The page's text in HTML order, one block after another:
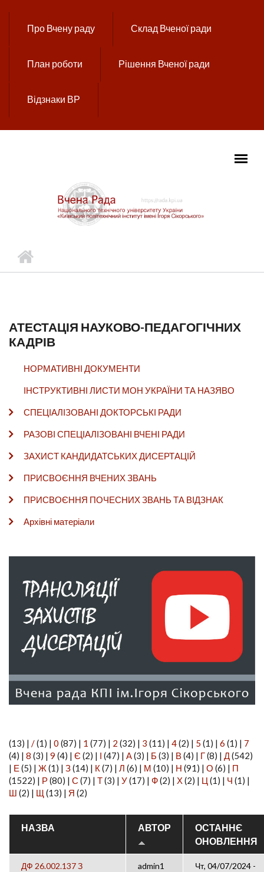
Про Вчену раду Склад Вченої ради
План роботи Рішення Вченої ради
Відзнаки ВР
ГОЛОВНЕ МЕНЮ
АТЕСТАЦІЯ НАУКОВО-ПЕДАГОГІЧНИХ
КАДРІВ
НОРМАТИВНІ ДОКУМЕНТИ
ІНСТРУКТИВНІ ЛИСТИ МОН УКРАЇНИ ТА НАЗЯВО
СПЕЦІАЛІЗОВАНІ ДОКТОРСЬКІ РАДИ
РАЗОВІ СПЕЦІАЛІЗОВАНІ ВЧЕНІ РАДИ
ЗАХИСТ КАНДИДАТСЬКИХ ДИСЕРТАЦІЙ
ПРИСВОЄННЯ ВЧЕНИХ ЗВАНЬ
ПРИСВОЄННЯ ПОЧЕСНИХ ЗВАНЬ ТА ВІДЗНАК
Архівні матеріали
(13) | /(1) | 0 (87) | 1 (77) | 2 (32) | 3 (11) | 4(2) | 5 (1) | 6 (1) | 7
(4) | 8 (3) | 9 (4) | Є (2) | І (47) | А(3) | Б (3) | В(4) | Г(8) | Д(542)
| Е (5) | Ж (1) | З(14) | К (7) | Л (6) | М (10) | Н (91) | О (6) | П
(1522) | Р(80) | С (7) | Т(3) | У(17) | Ф(2) | Х(2) | Ц (1) | Ч (1) |
Ш (2) | Щ (13) | Я (2)
НАЗВА АВТОР
ОСТАННЄ
ОНОВЛЕННЯ
ДФ 26.002.137 З
admin1
Чт, 04/07/2024 -